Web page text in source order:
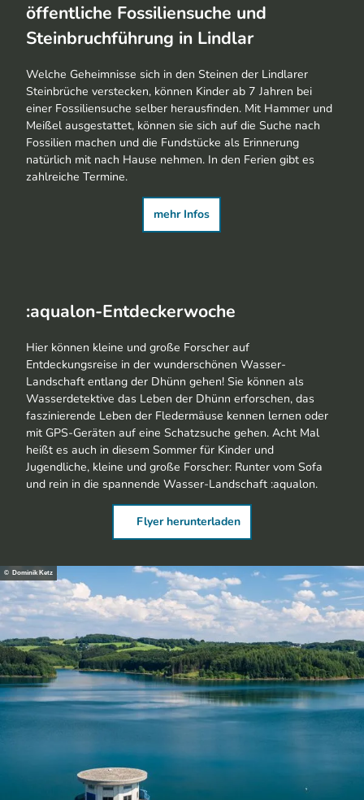
öffentliche Fossiliensuche und
Steinbruchführung in Lindlar
Welche Geheimnisse sich in den Steinen der Lindlarer
Steinbrüche verstecken, können Kinder ab 7 Jahren bei
einer Fossiliensuche selber herausfinden. Mit Hammer und
Meißel ausgestattet, können sie sich auf die Suche nach
Fossilien machen und die Fundstücke als Erinnerung
natürlich mit nach Hause nehmen. In den Ferien gibt es
zahlreiche Termine.
mehr Infos
:aqualon-Entdeckerwoche
Hier können kleine und große Forscher auf
Entdeckungsreise in der wunderschönen Wasser-
Landschaft entlang der Dhünn gehen! Sie können als
Wasserdetektive das Leben der Dhünn erforschen, das
faszinierende Leben der Fledermäuse kennen lernen oder
mit GPS-Geräten auf eine Schatzsuche gehen. Acht Mal
heißt es auch in diesem Sommer für Kinder und
Jugendliche, kleine und große Forscher: Runter vom Sofa
und rein in die spannende Wasser-Landschaft :aqualon.
Flyer herunterladen
© Dominik Ketz